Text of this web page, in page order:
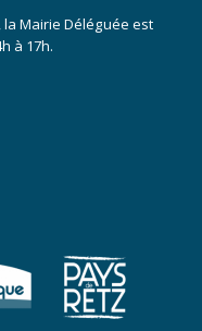
Mairie Déléguée est
à 17h.